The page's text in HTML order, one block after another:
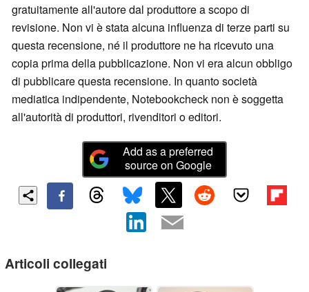
gratuitamente all'autore dal produttore a scopo di
revisione. Non vi è stata alcuna influenza di terze parti su
questa recensione, né il produttore ne ha ricevuto una
copia prima della pubblicazione. Non vi era alcun obbligo
di pubblicare questa recensione. In quanto società
mediatica indipendente, Notebookcheck non è soggetta
all'autorità di produttori, rivenditori o editori.
Add as a preferred
source on Google
Articoli collegati